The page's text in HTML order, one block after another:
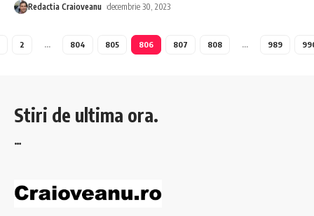
Redactia Craioveanu decembrie 30, 2023
2 … 804 805 806 807 808 … 989
Stiri de ultima ora.
…